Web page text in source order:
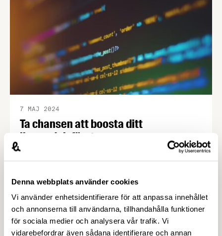
Denna webbplats använder cookies
Vi använder enhetsidentifierare för att anpassa innehållet
och annonserna till användarna, tillhandahålla funktioner
för sociala medier och analysera vår trafik. Vi
vidarebefordrar även sådana identifierare och annan
robust industrination? Välkommen att bidra till ett
fördjupat samtal!
Ta chansen att boosta ditt
livsmedelsföretags
digitaliseringsresa
7 MAJ 2024
inom livsmedelssektorn möjlighet att få pengar för
digitalisering. Erbjudandet kommer från det
strategiska innovationsprogrammet PiiA och
ansökan sker via deras hemsida.